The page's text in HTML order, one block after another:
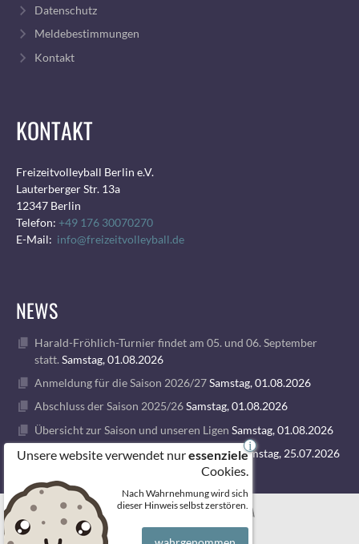
Datenschutz
Meldebestimmungen
Kontakt
KONTAKT
Freizeitvolleyball Berlin e.V.
Lauterberger Str. 13a
12347 Berlin
Telefon: +49 176 30070270
E-Mail: info@freizeitvolleyball.de
NEWS
Harald-Fröhlich-Turnier findet am 05. und 06. September
statt. Samstag, 01.08.2026
Anmeldung für die Saison 2026/27Samstag, 01.08.2026
Abschluss der Saison 2025/26Samstag, 01.08.2026
Übersicht zur Saison und unseren Ligen Samstag, 01.08.2026
1. VOLLEY GODS SUMMER CAMP 2026 Samstag, 25.07.2026
© 2026 FREIZEITVOLLEYBALL BERLIN
Unsere website verwendet nuressenziele
Cookies.
Nach Wahrnehmung wird sich
dieser Hinweis selbst zerstören.
i